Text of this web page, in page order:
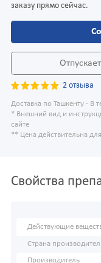
заказу прямо сейчас.
2 отзыва
Доставка по Ташкенту - В
* Внешний вид и
сайте
** Цена действительна
Свойства
Действующие
Страна
Производитель